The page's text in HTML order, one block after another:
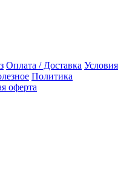
Оплата / Доставка Условия
Политика
оферта